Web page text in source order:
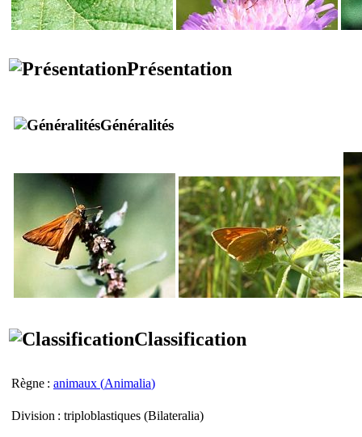
Présentation
Généralités
Classification
Règne : animaux (Animalia)
Division : triploblastiques (Bilateralia)